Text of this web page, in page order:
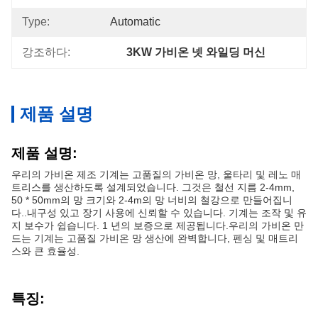
Type: Automatic
강조하다: 3KW 가비온 넷 와일딩 머신
제품 설명
제품 설명:
우리의 가비온 제조 기계는 고품질의 가비온 망, 울타리 및 레노 매
트리스를 생산하도록 설계되었습니다. 그것은 철선 지름 2-4mm,
50 * 50mm의 망 크기와 2-4m의 망 너비의 철강으로 만들어집니
다..내구성 있고 장기 사용에 신뢰할 수 있습니다. 기계는 조작 및 유
지 보수가 쉽습니다. 1 년의 보증으로 제공됩니다.우리의 가비온 만
드는 기계는 고품질 가비온 망 생산에 완벽합니다, 펜싱 및 매트리
스와 큰 효율성.
특징: